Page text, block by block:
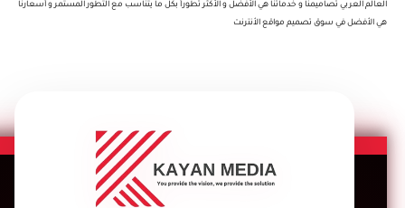
العالم العربي تصاميمنا و خدماتنا هي الأفضل و الأكثر تطوراً بكل ما يتناسب مع التطور المستمر و أسعارنا
هي الأفضل في سوق تصميم مواقع الأنترنت